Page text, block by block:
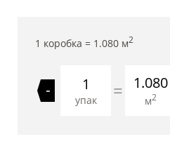
1 коробка = 1.080 м2
-
упак = 1.080
м2